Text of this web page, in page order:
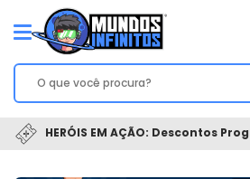
HERÓIS EM AÇÃO: Descontos